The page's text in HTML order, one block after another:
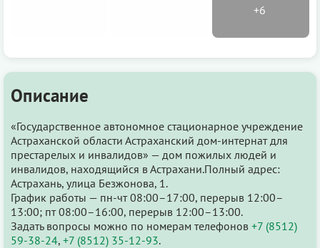
Описание
«Государственное автономное стационарное учреждение
Астраханской области Астраханский дом-интернат для
престарелых и инвалидов» — дом пожилых людей и
инвалидов, находящийся в Астрахани.Полный адрес:
Астрахань, улица Безжонова, 1.
График работы — пн-чт 08:00–17:00, перерыв 12:00–
13:00; пт 08:00–16:00, перерыв 12:00–13:00.
Задать вопросы можно по номерам телефонов +7 (8512)
59-38-24, +7 (8512) 35-12-93.